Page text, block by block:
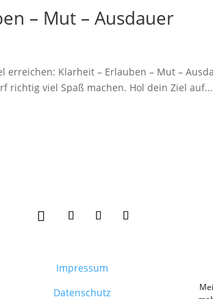
– Mut – Ausdauer
erreichen: Klarheit – Erlauben – Mut –
richtig viel Spaß machen. Hol dein Ziel auf...
Impressum
Datenschutz